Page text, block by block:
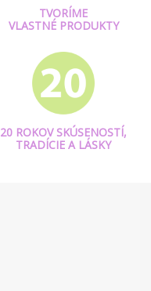
TVORÍME
VLASTNÉ PRODUKTY
20 ROKOV SKÚSENOSTÍ,
TRADÍCIE A LÁSKY